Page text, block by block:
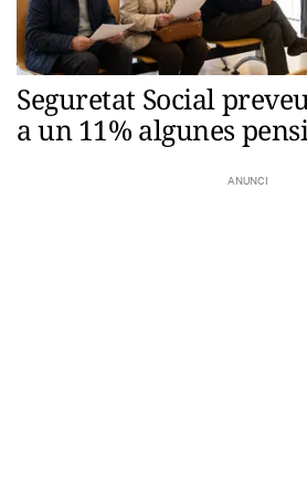
Seguretat Social
a un 11% algunes